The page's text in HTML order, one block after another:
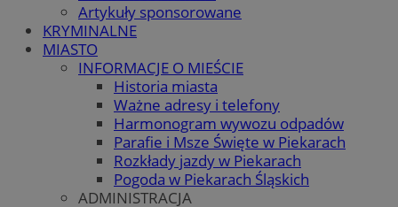
Artykuły sponsorowane
KRYMINALNE
MIASTO
INFORMACJE O MIEŚCIE
Historia miasta
Ważne adresy i telefony
Harmonogram wywozu odpadów
Parafie i Msze Święte w Piekarach
Rozkłady jazdy w Piekarach
Pogoda w Piekarach Śląskich
ADMINISTRACJA